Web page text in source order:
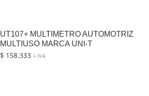
UT107+ MULTIMETRO AUTOMOTRIZ
MULTIUSO MARCA UNI-T
$ 158.333 + IVA